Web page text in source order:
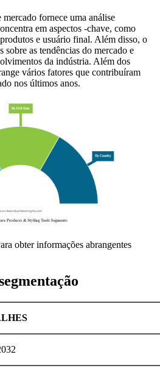
fornece uma análise
em aspectos -chave, como
e usuário final. Além disso, o
as tendências do mercado e
da indústria. Além dos
vários fatores que contribuíram
nos últimos anos.
obter informações abrangentes